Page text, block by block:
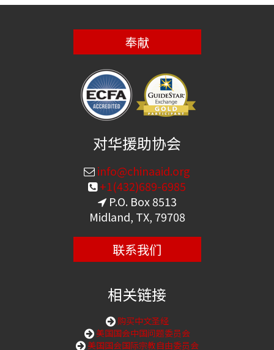
奉献
对华援助协会
info@chinaaid.org
+1(432)689-6985
P.O. Box 8513
Midland, TX, 79708
联系我们
相关链接
购买中文圣经
美国国会中国问题委员会
美国国会国际宗教自由委员会